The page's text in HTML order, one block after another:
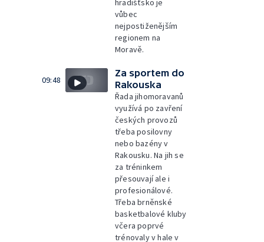
hradišťsko je
vůbec
nejpostiženějším
regionem na
Moravě.
09:48
Za sportem do
Rakouska
Řada jihomoravanů
využívá po zavření
českých provozů
třeba posilovny
nebo bazény v
Rakousku. Na jih se
za tréninkem
přesouvají ale i
profesionálové.
Třeba brněnské
basketbalové kluby
včera poprvé
trénovaly v hale v